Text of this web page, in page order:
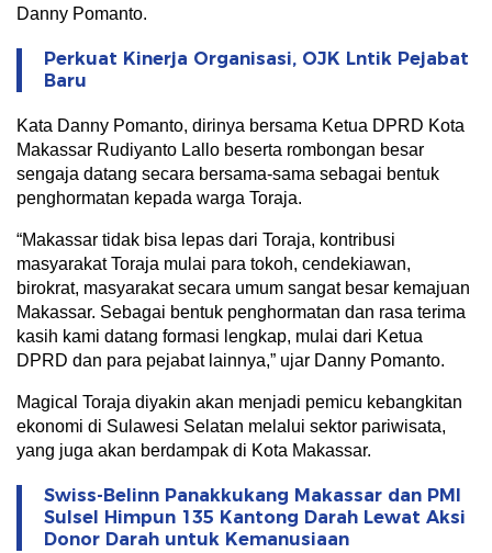
Danny Pomanto.
Perkuat Kinerja Organisasi, OJK Lntik Pejabat
Baru
Kata Danny Pomanto, dirinya bersama Ketua DPRD Kota
Makassar Rudiyanto Lallo beserta rombongan besar
sengaja datang secara bersama-sama sebagai bentuk
penghormatan kepada warga Toraja.
“Makassar tidak bisa lepas dari Toraja, kontribusi
masyarakat Toraja mulai para tokoh, cendekiawan,
birokrat, masyarakat secara umum sangat besar kemajuan
Makassar. Sebagai bentuk penghormatan dan rasa terima
kasih kami datang formasi lengkap, mulai dari Ketua
DPRD dan para pejabat lainnya,” ujar Danny Pomanto.
Magical Toraja diyakin akan menjadi pemicu kebangkitan
ekonomi di Sulawesi Selatan melalui sektor pariwisata,
yang juga akan berdampak di Kota Makassar.
Swiss-Belinn Panakkukang Makassar dan PMI
Sulsel Himpun 135 Kantong Darah Lewat Aksi
Donor Darah untuk Kemanusiaan